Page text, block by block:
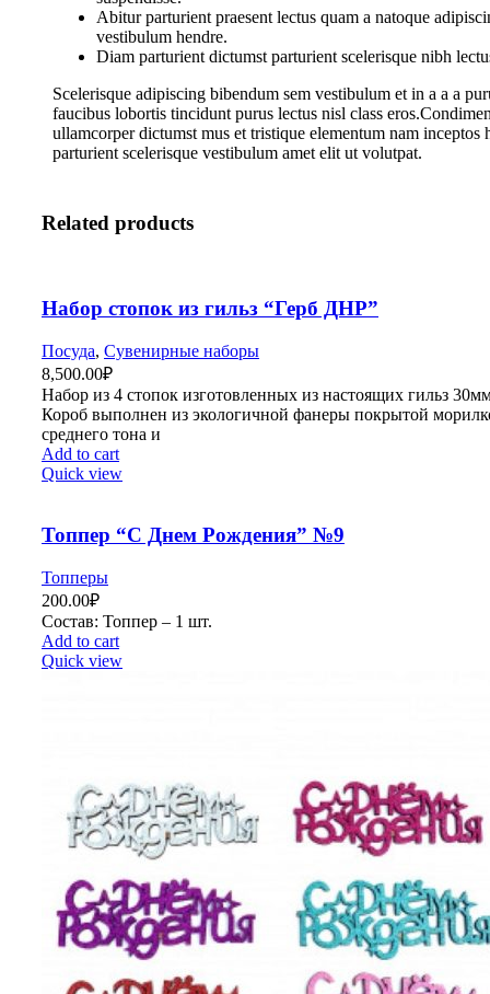
Abitur parturient praesent lectus quam a natoque
vestibulum hendre.
Diam parturient dictumst parturient scelerisque nibh
Scelerisque adipiscing bibendum sem vestibulum et in a a a
faucibus lobortis tincidunt purus lectus nisl class
ullamcorper dictumst mus et tristique elementum nam inceptos
parturient scelerisque vestibulum amet elit ut volutpat.
Related products
Набор стопок из гильз “Герб ДНР”
Посуда, Сувенирные наборы
8,500.00₽
Набор из 4 стопок изготовленных из настоящих гильз
Короб выполнен из экологичной фанеры покрытой
среднего тона и
Add to cart
Quick view
Топпер “С Днем Рождения” №9
Топперы
200.00₽
Состав: Топпер – 1 шт.
Add to cart
Quick view